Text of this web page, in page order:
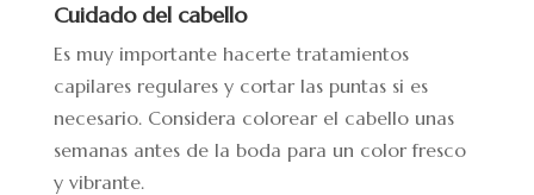
Cuidado del cabello
Es muy importante hacerte tratamientos
capilares regulares y cortar las puntas si es
necesario. Considera colorear el cabello unas
semanas antes de la boda para un color fresco
y vibrante.